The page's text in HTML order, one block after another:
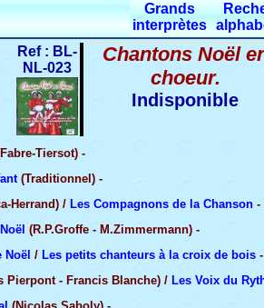
Grands
interprètes
Ref : BL-
NL-023
Chantons Noël
choeur.
Indisponible
Tiersot) -
(Traditionnel) -
Herrand) / Les Compagnons de la Chanson -
(R.P.Groffe - M.Zimmermann) -
Noël / Les petits chanteurs à la croix de bois -
Pierpont - Francis Blanche) / Les Voix du
(Nicolas Saboly) -